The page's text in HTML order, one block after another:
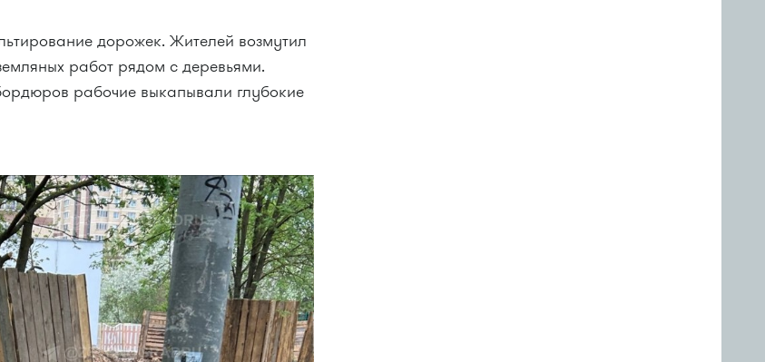
дорожек. Жителей возмутил
работ рядом с деревьями.
рабочие выкапывали глубокие